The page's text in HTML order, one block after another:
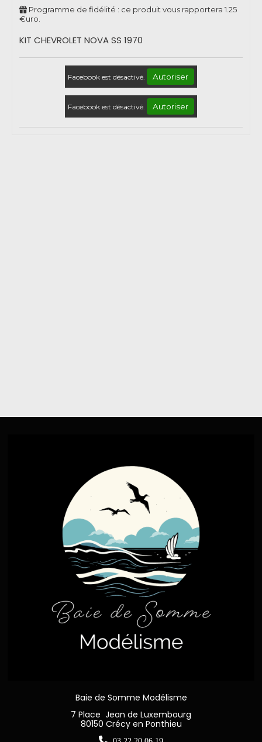
Programme de fidélité : ce produit vous rapportera 1.25
€uro.
KIT CHEVROLET NOVA SS 1970
Facebook est désactivé. Autoriser
Facebook est désactivé. Autoriser
Baie de Somme Modélisme
7 Place Jean de Luxembourg
80150 Crécy en Ponthieu